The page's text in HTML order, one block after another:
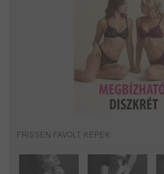
FRISSEN FAVOLT KÉPEK